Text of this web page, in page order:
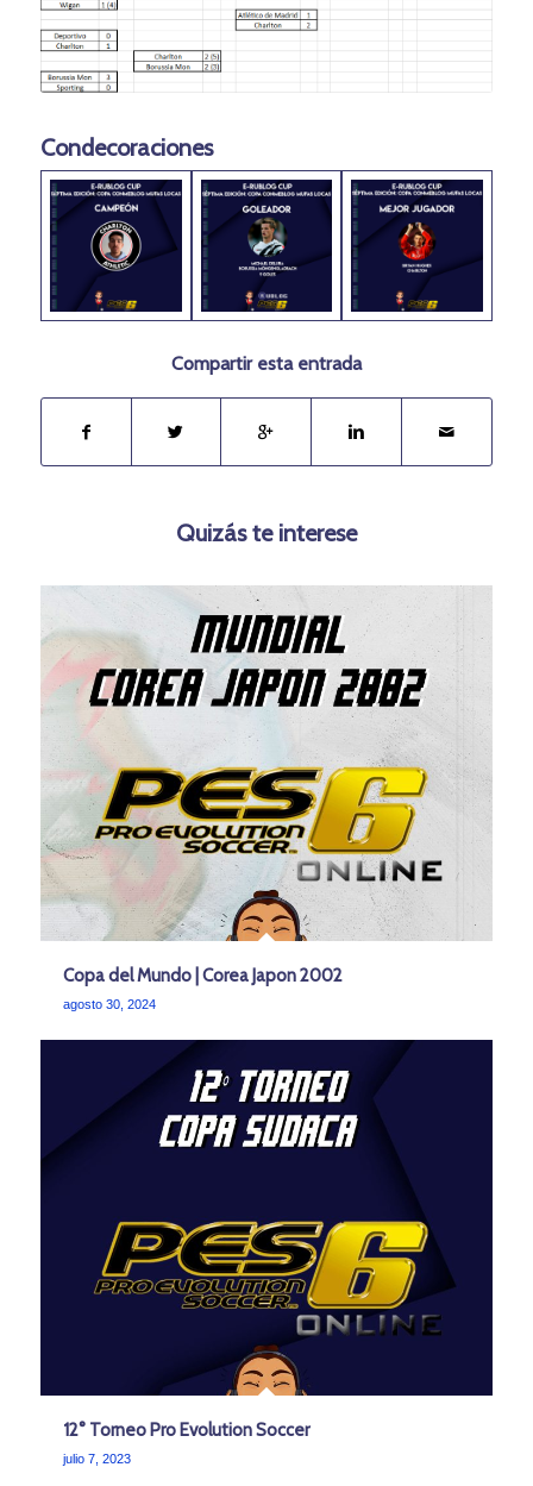
Condecoraciones
Compartir esta entrada
Quizás te interese
Copa del Mundo | Corea Japon 2002
agosto 30, 2024
12° Torneo Pro Evolution Soccer
julio 7, 2023